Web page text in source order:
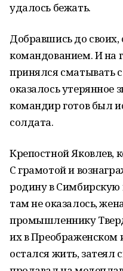
удалось бежать.
Добравшись до своих,
командованием. И на
принялся сматывать
оказалось утерянное
командир готов был
солдата.
Крепостной Яковлев,
С грамотой и
родину в Симбирскую
там не оказалось,
промышленнику
их в Преображенском
остался жить, затеял